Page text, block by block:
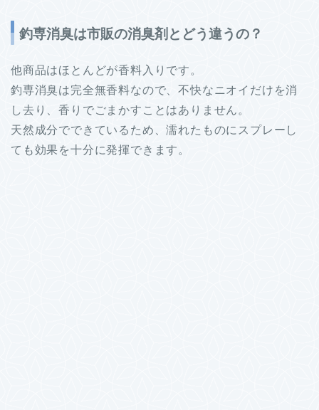
釣専消臭は市販の消臭剤とどう違うの？
他商品はほとんどが香料入りです。
釣専消臭は完全無香料なので、不快なニオイだけを消
し去り、香りでごまかすことはありません。
天然成分でできているため、濡れたものにスプレーし
ても効果を十分に発揮できます。